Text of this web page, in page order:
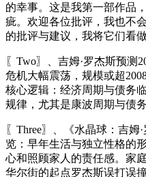
的幸事。这是我第一部作品
疵。欢迎各位批评，我也不
的批评与建议，我将它们看
〖Two〗、吉姆·罗杰斯预测
危机大幅震荡，规模或超
核心逻辑：经济周期与债务
规律，尤其是康波周期与债
〖Three〗、《水晶球：吉
览：早年生活与独立性格的
心和照顾家人的责任感。家
华尔街的起点罗杰斯误打误